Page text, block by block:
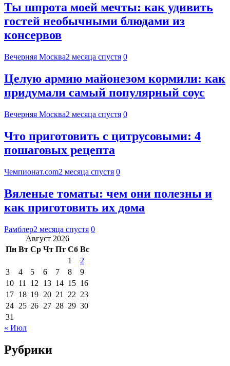
Ты шпрота моей мечты: как удивить
гостей необычными блюдами из
консервов
Вечерняя Москва2 месяца спустя 0
Целую армию майонезом кормили: как
придумали самый популярный соус
Вечерняя Москва2 месяца спустя 0
Что приготовить с цитрусовыми: 4
пошаговых рецепта
Чемпионат.com2 месяца спустя 0
Вяленые томаты: чем они полезны и
как приготовить их дома
Рамблер2 месяца спустя 0
Август 2026
Пн Вт Ср Чт Пт Сб Вс
1
2
3
4 5 6 7 8
9
10 11 12 13 14 15 16
17 18 19 20 21 22 23
24 25 26 27 28 29 30
31
« Июл
Рубрики